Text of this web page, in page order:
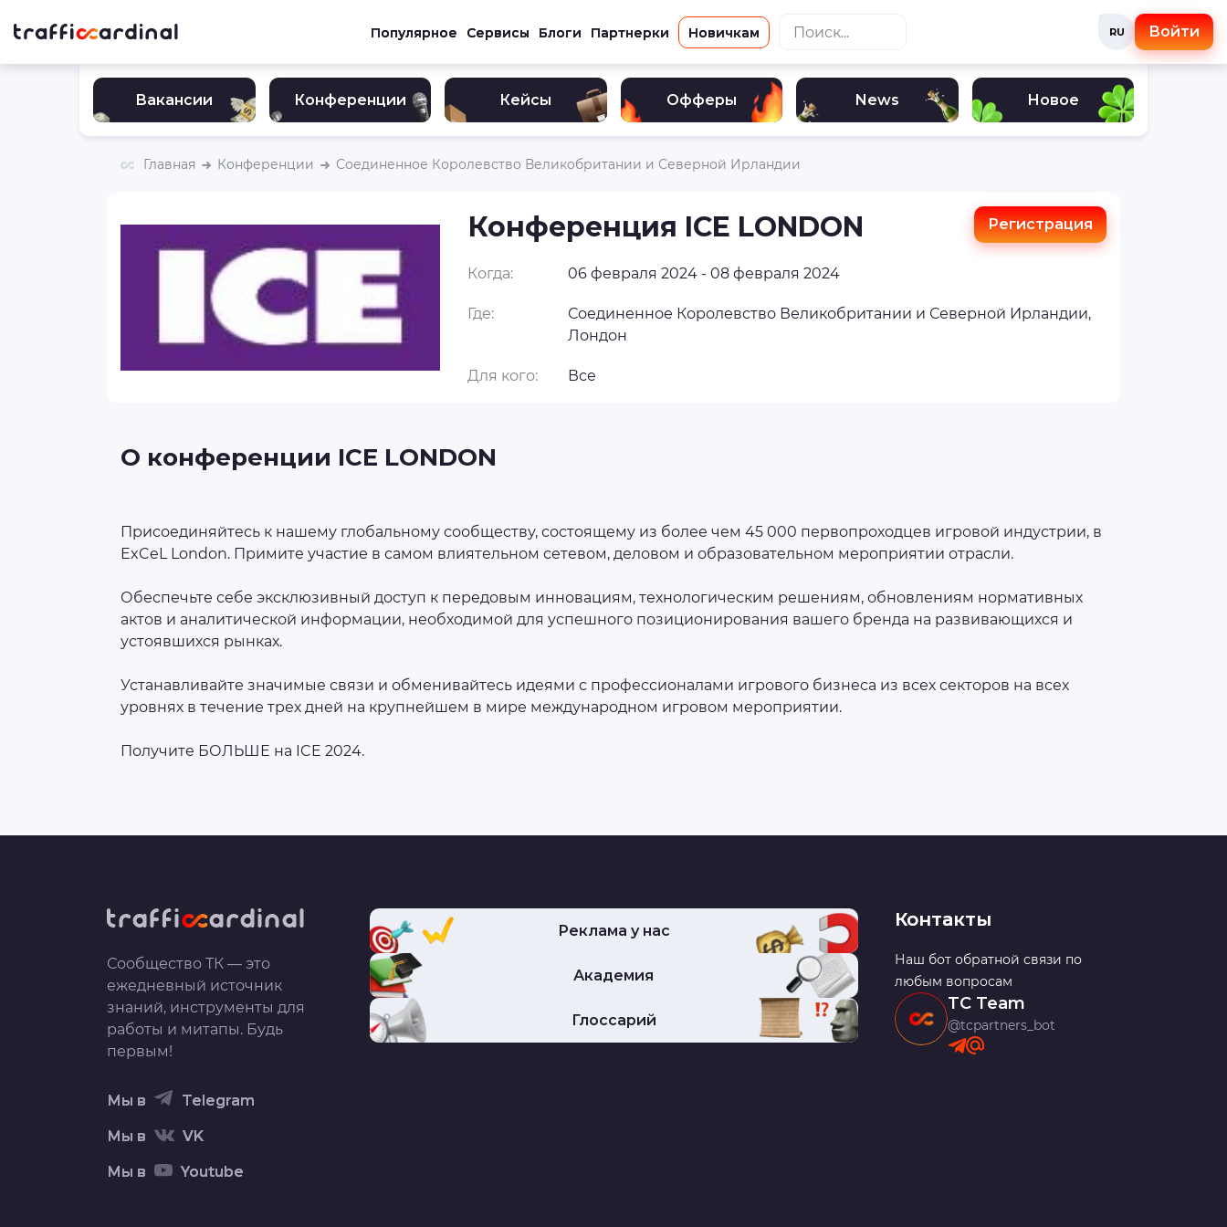
Популярное Сервисы Блоги Партнерки Новичкам RU Войти
Вакансии Конференции Кейсы Офферы News Новое
Главная Конференции Соединенное Королевство Великобритании и Северной Ирландии
Конференция ICE LONDON
Когда: 06 февраля 2024 - 08 февраля 2024
Где:
Соединенное Королевство Великобритании и Северной Ирландии,
Лондон
Для кого: Все
Регистрация
О конференции ICE LONDON
Присоединяйтесь к нашему глобальному сообществу, состоящему из более чем 45 000 первопроходцев игровой индустрии, в
ExCeL London. Примите участие в самом влиятельном сетевом, деловом и образовательном мероприятии отрасли.
Обеспечьте себе эксклюзивный доступ к передовым инновациям, технологическим решениям, обновлениям нормативных
актов и аналитической информации, необходимой для успешного позиционирования вашего бренда на развивающихся и
устоявшихся рынках.
Устанавливайте значимые связи и обменивайтесь идеями с профессионалами игрового бизнеса из всех секторов на всех
уровнях в течение трех дней на крупнейшем в мире международном игровом мероприятии.
Сообщество ТК — это
ежедневный источник
знаний, инструменты для
работы и митапы. Будь
первым!
Мы в Telegram
Мы в VK
Мы в Youtube
Реклама у нас
Академия
Глоссарий
Контакты
Наш бот обратной связи по
любым вопросам
TC Team
@tcpartners_bot